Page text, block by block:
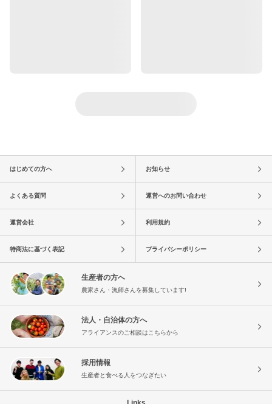
はじめての方へ お知らせ
よくある質問 運営へのお問い合わせ
運営会社 利用規約
特商法に基づく表記 プライバシーポリシー
生産者の方へ
農家さん・漁師さんを募集しています!
法人・自治体の方へ
アライアンスのご相談はこちらから
採用情報
生産者と食べる人をつなぎたい